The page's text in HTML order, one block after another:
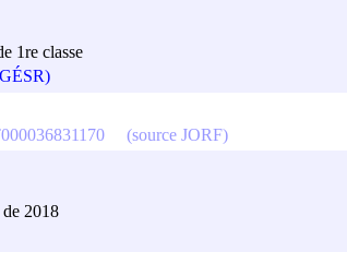
1re classe
2018
(source JORF)